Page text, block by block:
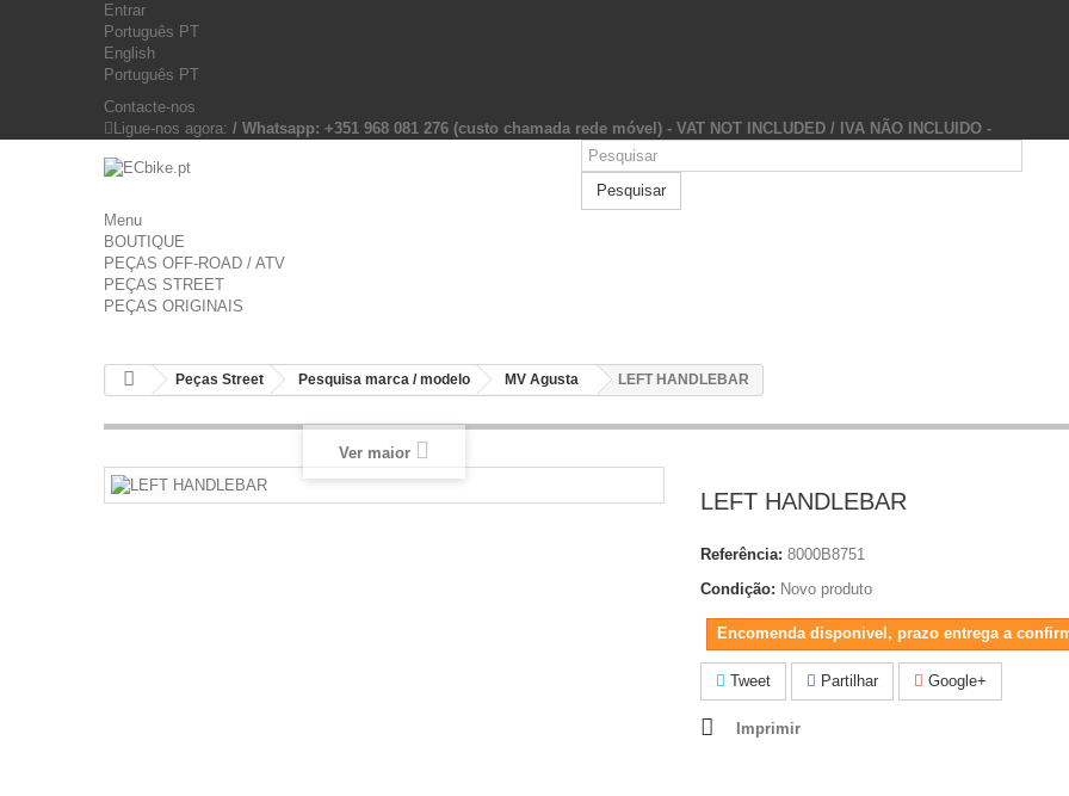
Entrar
Português PT
English
Português PT
Contacte-nos
Ligue-nos agora: / Whatsapp: +351 968 081 276 (custo chamada rede móvel) - VAT NOT INCLUDED / IVA NÃO INCLUIDO -
Pesquisar
Menu
BOUTIQUE
PEÇAS OFF-ROAD / ATV
PEÇAS STREET
PEÇAS ORIGINAIS
Peças Street Pesquisa marca / modelo MV Agusta LEFT HANDLEBAR
Ver maior
LEFT HANDLEBAR
Referência: 8000B8751
Condição: Novo produto
Encomenda disponivel, prazo entrega a
Tweet Partilhar Google+
Imprimir